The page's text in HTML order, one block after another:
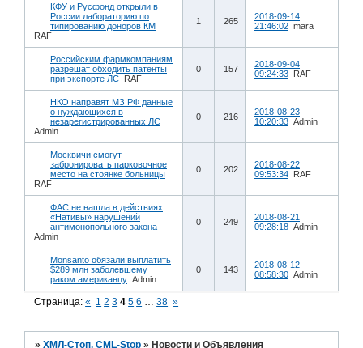
КФУ и Русфонд открыли в
России лабораторию по
типированию доноров КМ
RAF
1 265
2018-09-14
21:46:02 mara
Российским фармкомпаниям
разрешат обходить патенты
при экспорте ЛС RAF
0 157
2018-09-04
09:24:33 RAF
НКО направят МЗ РФ данные
о нуждающихся в
незарегистрированных ЛС
Admin
0 216
2018-08-23
10:20:33 Admin
Москвичи смогут
забронировать парковочное
место на стоянке больницы
RAF
0 202
2018-08-22
09:53:34 RAF
ФАС не нашла в действиях
«Нативы» нарушений
антимонопольного закона
Admin
0 249
2018-08-21
09:28:18 Admin
Monsanto обязали выплатить
$289 млн заболевшему
раком американцу Admin
0 143
2018-08-12
08:58:30 Admin
Страница:« 1 2 3 4 5 6 … 38 »
»ХМЛ-Стоп, CML-Stop » Новости и Объявления